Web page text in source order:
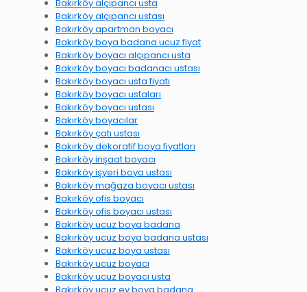
Bakırköy alçıpancı usta
Bakırköy alçıpancı ustası
Bakırköy apartman boyacı
Bakırköy boya badana ucuz fiyat
Bakırköy boyacı alçıpancı usta
Bakırköy boyacı badanacı ustası
Bakırköy boyacı usta fiyatı
Bakırköy boyacı ustaları
Bakırköy boyacı ustası
Bakırköy boyacılar
Bakırköy çatı ustası
Bakırköy dekoratif boya fiyatları
Bakırköy inşaat boyacı
Bakırköy işyeri boya ustası
Bakırköy mağaza boyacı ustası
Bakırköy ofis boyacı
Bakırköy ofis boyacı ustası
Bakırköy ucuz boya badana
Bakırköy ucuz boya badana ustası
Bakırköy ucuz boya ustası
Bakırköy ucuz boyacı
Bakırköy ucuz boyacı usta